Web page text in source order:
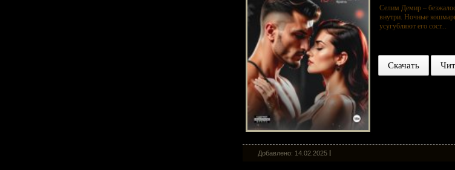
Селим Демир –
внутри. Ночные
усугубляют его сост...
Скачать
Добавлено: 14.02.2025